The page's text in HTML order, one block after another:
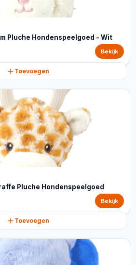
Pluche Hondenspeelgoed - Wit
Bekijk
Toevoegen
Pluche Hondenspeelgoed
Bekijk
Toevoegen